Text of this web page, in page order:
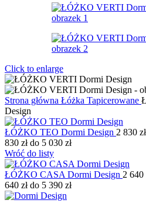
Click to enlarge
Strona główna Łóżka Tapicerowane
Design
ŁÓŻKO TEO Dormi Design 2 830 zł
830 zł do 5 030 zł
Wróć do listy
ŁÓŻKO CASA Dormi Design 2 640
640 zł do 5 390 zł